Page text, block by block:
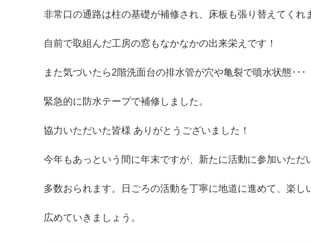
非常口の通路は柱の基礎が補修され、床板も張り替えてくれ
自前で取組んだ工房の窓もなかなかの出来栄えです！
また気づいたら2階洗面台の排水管が穴や亀裂で噴水状態･･･
緊急的に防水テープで補修しました。
協力いただいた皆様 ありがとうございました！
今年もあっという間に年末ですが、新たに活動に参加いただ
多数おられます。日ごろの活動を丁寧に地道に進めて、楽し
広めていきましょう。
マイメディア内を検索